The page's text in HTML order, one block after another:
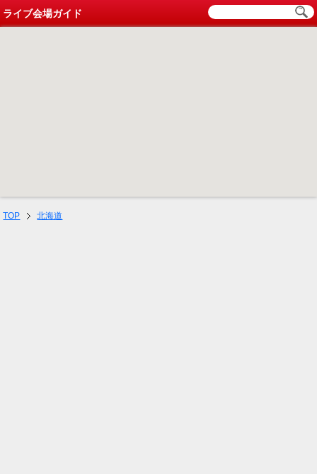
ライブ会場ガイド
TOP 北海道